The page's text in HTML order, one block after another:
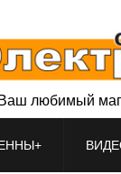
Ваш любимый